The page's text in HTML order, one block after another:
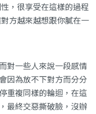
，很享受在這樣的過程
方越來越想跟你膩在一
對一些人來說一段感情
因為放不下對方而分分
重複同樣的輪迴，在這
最終交惡撕破臉，沒辦